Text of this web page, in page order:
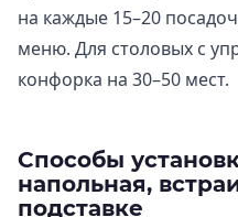
на каждые 15–20
меню. Для столовых с
конфорка на 30–50 мест.
Способы
напольная,
подставке